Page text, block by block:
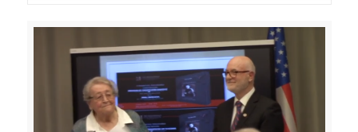
Mal Berisha: ANGLO –
AMERIKANËT PËR NE
SHQIPTARËT